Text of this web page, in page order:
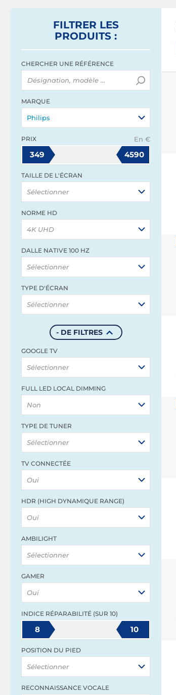
FILTRER LES
PRODUITS :
CHERCHER UNE RÉFÉRENCE
MARQUE
Philips
PRIX En €
349 4590
TAILLE DE L'ÉCRAN
Sélectionner
NORME HD
4K UHD
DALLE NATIVE 100 HZ
Sélectionner
TYPE D'ÉCRAN
Sélectionner
- DE FILTRES
GOOGLE TV
Sélectionner
FULL LED LOCAL DIMMING
Non
TYPE DE TUNER
Sélectionner
TV CONNECTÉE
Oui
HDR (HIGH DYNAMIQUE RANGE)
Oui
AMBILIGHT
Sélectionner
GAMER
Oui
INDICE RÉPARABILITÉ (SUR 10)
8 10
POSITION DU PIED
Sélectionner
RECONNAISSANCE VOCALE